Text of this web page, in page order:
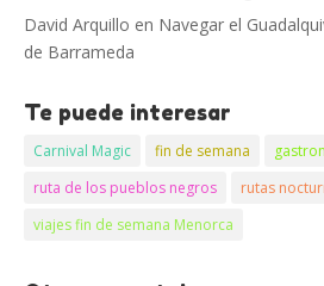
David Arquillo en Navegar el
de Barrameda
Te puede interesar
Carnival Magic fin de semana
ruta de los pueblos negros
rutas
viajes fin de semana Menorca